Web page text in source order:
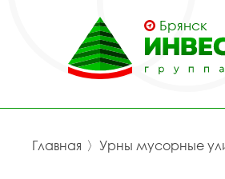
Брянск
Главная 〉 Урны мусорные